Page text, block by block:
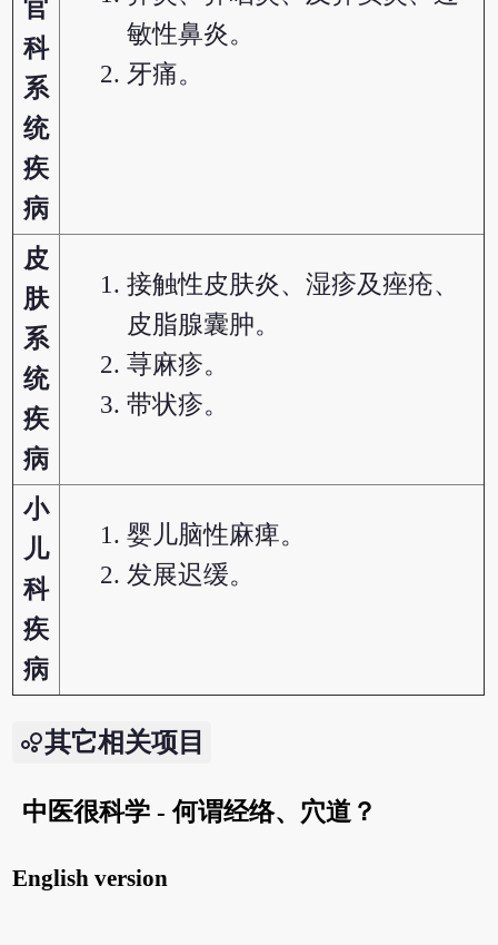
官
科
系
统
疾
病
敏性鼻炎。
牙痛。
皮
肤
系
统
疾
病
接触性皮肤炎、湿疹及痤疮、
皮脂腺囊肿。
荨麻疹。
带状疹。
小
儿
科
疾
病
婴儿脑性麻痺。
发展迟缓。
其它相关项目
中医很科学 - 何谓经络、穴道？
English version